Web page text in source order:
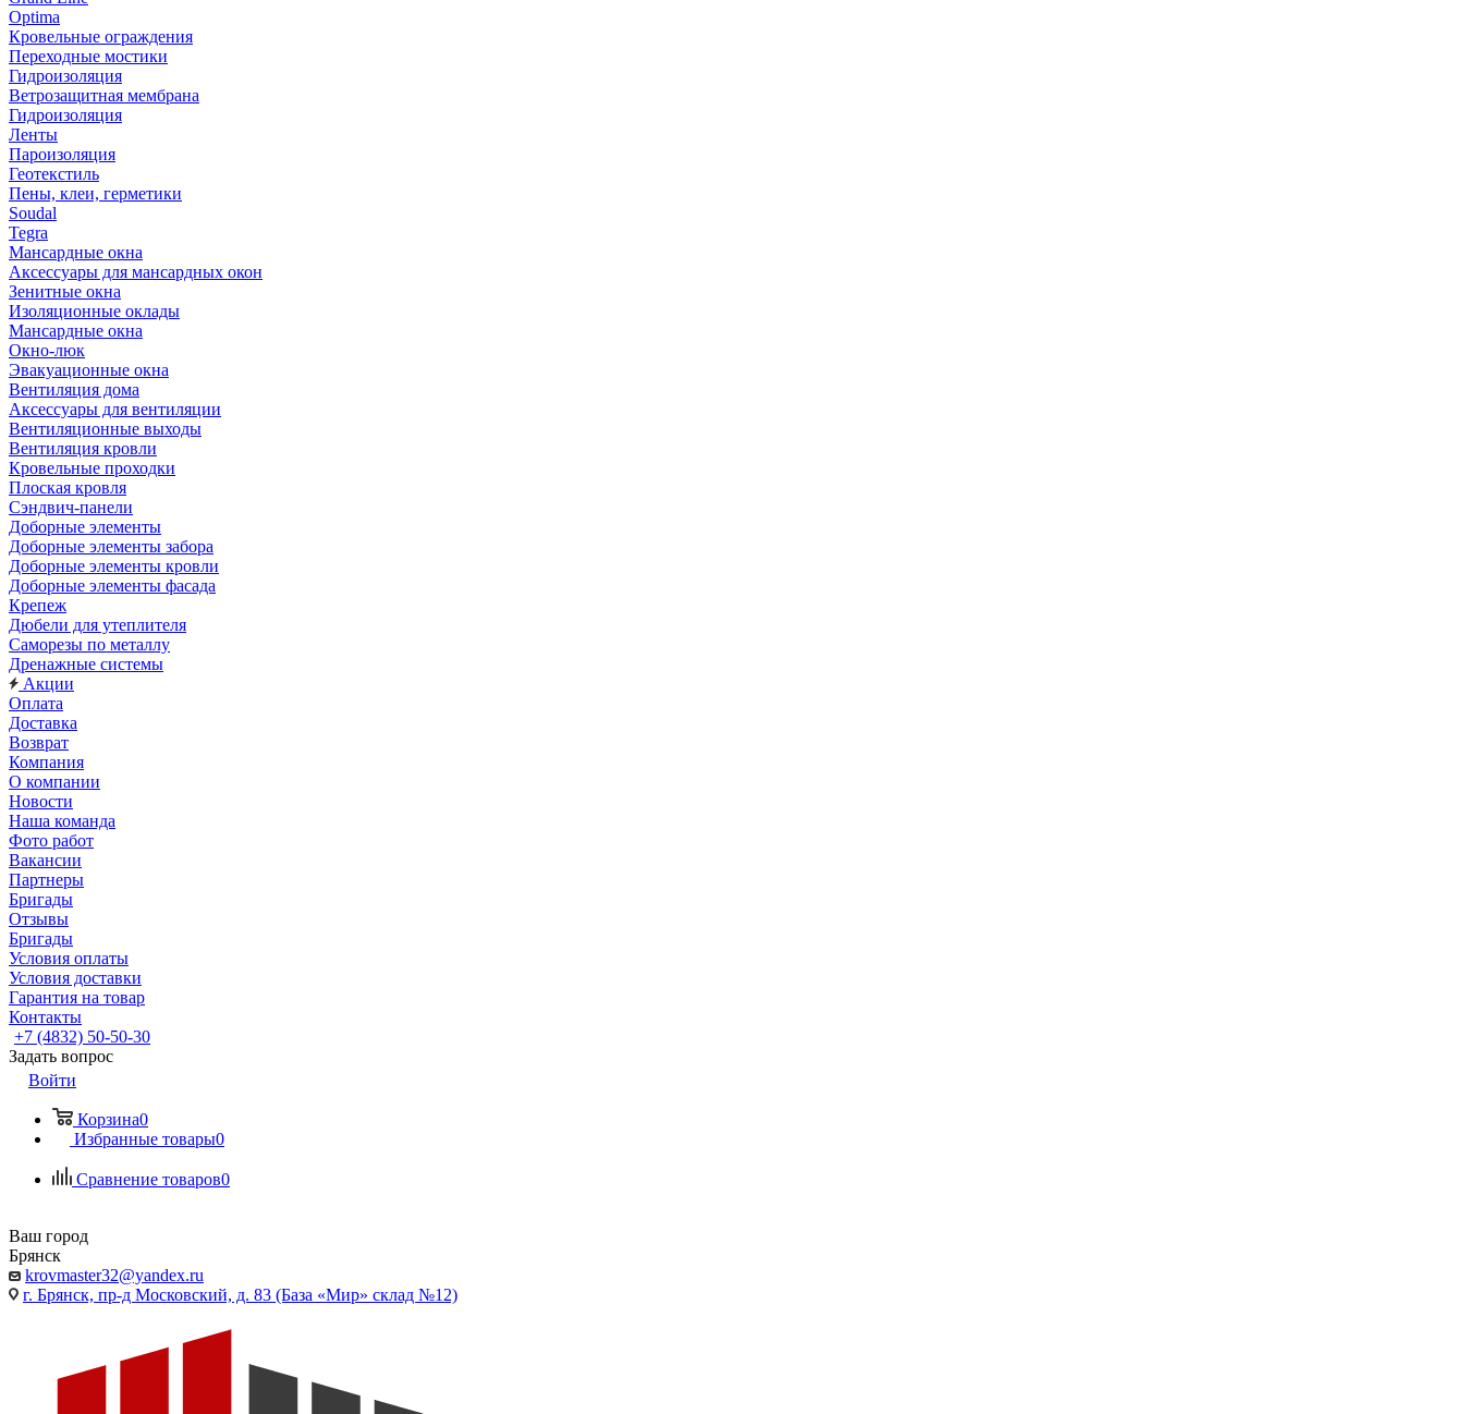
Optima
Кровельные ограждения
Переходные мостики
Гидроизоляция
Ветрозащитная мембрана
Гидроизоляция
Ленты
Пароизоляция
Геотекстиль
Пены, клеи, герметики
Soudal
Tegra
Мансардные окна
Аксессуары для мансардных окон
Зенитные окна
Изоляционные оклады
Мансардные окна
Окно-люк
Эвакуационные окна
Вентиляция дома
Аксессуары для вентиляции
Вентиляционные выходы
Вентиляция кровли
Кровельные проходки
Плоская кровля
Сэндвич-панели
Доборные элементы
Доборные элементы забора
Доборные элементы кровли
Доборные элементы фасада
Крепеж
Дюбели для утеплителя
Саморезы по металлу
Дренажные системы
Акции
Оплата
Доставка
Возврат
Компания
О компании
Новости
Наша команда
Фото работ
Вакансии
Партнеры
Бригады
Отзывы
Бригады
Условия оплаты
Условия доставки
Гарантия на товар
Контакты
+7 (4832) 50-50-30
Задать вопрос
Войти
Корзина0
Избранные товары0
Сравнение товаров0
Ваш город
Брянск
krovmaster32@yandex.ru
г. Брянск, пр-д Московский, д. 83 (База «Мир» склад №12)